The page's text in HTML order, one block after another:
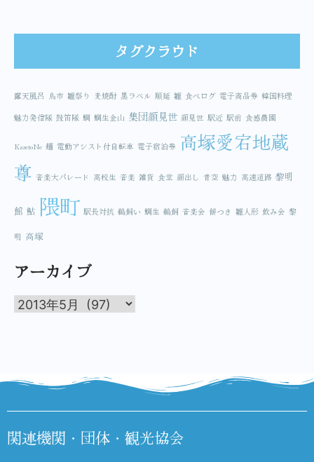
タグクラウド
露天風呂 鳥市 雛祭り 麦焼酎 黒ラベル 順延 雛 食べログ 電子商品券 韓国料理
魅力発信隊 鼓笛隊 鯛 鯛生金山 集団顔見世 顔見世 駅近 駅前 食感農園
KazetoNe 麺 電動アシスト付自転車 電子宿泊券 高塚愛宕地蔵
尊 音楽大パレード 高校生 音楽 雑貨 食堂 顔出し 青空 魅力 高速道路 黎明
館 鮎 隈町 駅長対抗 鵜飼い 鯛生 鵜飼 音楽会 餅つき 雛人形 飲み会 黎
明 高塚
アーカイブ
関連機関・団体・観光協会